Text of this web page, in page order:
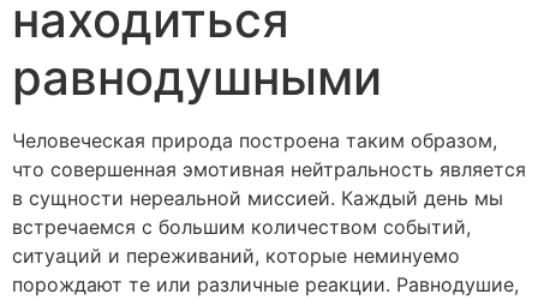
находиться
равнодушными
Человеческая природа построена таким образом,
что совершенная эмотивная нейтральность является
в сущности нереальной миссией. Каждый день мы
встречаемся с большим количеством событий,
ситуаций и переживаний, которые неминуемо
порождают те или различные реакции. Равнодушие,